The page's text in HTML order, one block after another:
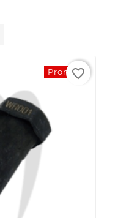
Promo !
favorite_border